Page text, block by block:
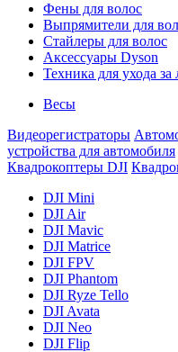
Фены для волос
Выпрямители для
Стайлеры для волос
Аксессуары Dyson
Техника для ухода
Весы
Видеорегистраторы
устройства для автомобиля
Квадрокоптеры DJI
DJI Mini
DJI Air
DJI Mavic
DJI Matrice
DJI FPV
DJI Phantom
DJI Ryze Tello
DJI Avata
DJI Neo
DJI Flip